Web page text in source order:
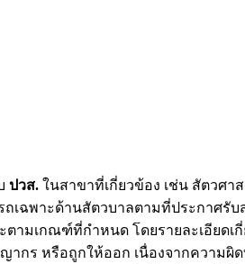
ปวส. ในสาขาที่เกี่ยวข้อง เช่น สัตวศ
เฉพาะด้านสัตวบาลตามที่ประกาศรับ
ามเกณฑ์ที่กำหนด โดยรายละเอียดเ
ากร หรือถูกให้ออก เนื่องจากความผิด